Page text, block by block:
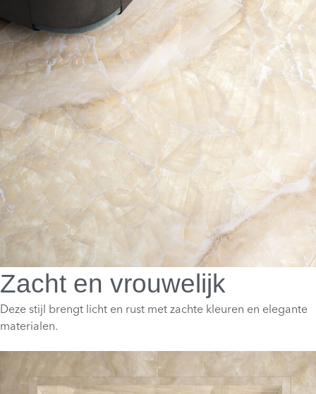
Zacht en vrouwelijk
Deze stijl brengt licht en rust met zachte kleuren en elegante
materialen.